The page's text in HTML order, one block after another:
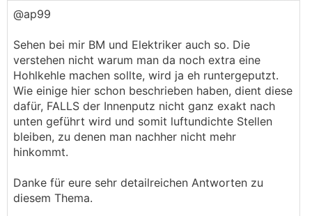
@ap99
Sehen bei mir BM und Elektriker auch so. Die
verstehen nicht warum man da noch extra eine
Hohlkehle machen sollte, wird ja eh runtergeputzt.
Wie einige hier schon beschrieben haben, dient diese
dafür, FALLS der Innenputz nicht ganz exakt nach
unten geführt wird und somit luftundichte Stellen
bleiben, zu denen man nachher nicht mehr
hinkommt.
Danke für eure sehr detailreichen Antworten zu
diesem Thema.